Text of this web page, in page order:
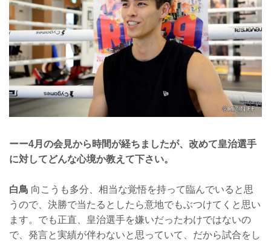
ーー4月の会見から時間が経ちましたが、改めて皇治選手
に対してどんな心境か教えて下さい。
白鳥 向こうも多分、相当な覚悟を持って臨んでいると思
うので、決勝で当たるとしたら意地でもぶつけてくと思い
ます。でも正直、皇治選手を嫌いだったわけではないの
で、発言と実績が伴わないと思っていて、だから試合をし